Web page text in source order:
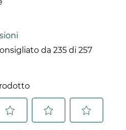
da 235 di 257